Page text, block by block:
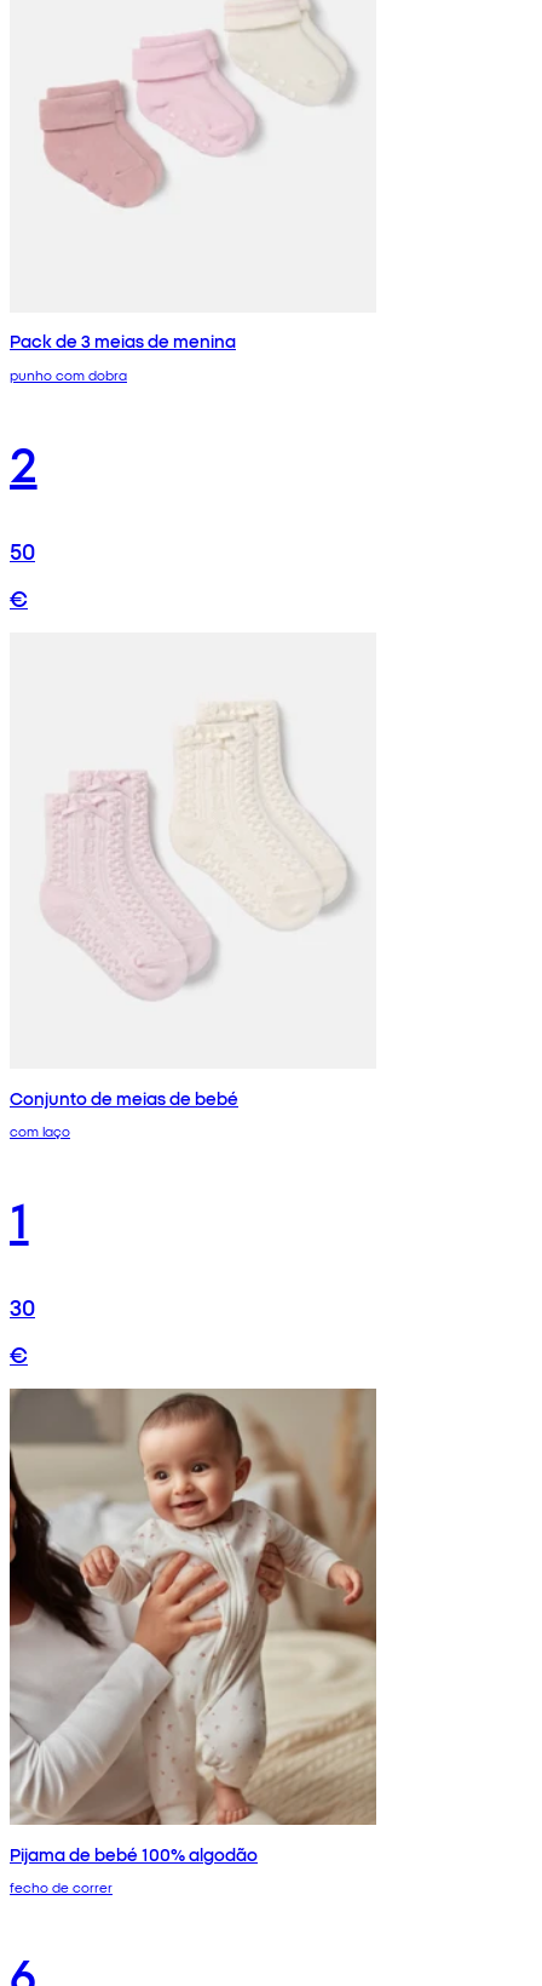
Pack de 3 meias de menina
punho com dobra
2
50
€
Conjunto de meias de bebé
com laço
1
30
€
Pijama de bebé 100% algodão
fecho de correr